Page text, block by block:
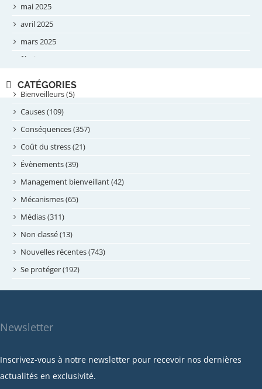
mai 2025
avril 2025
mars 2025
février 2025
septembre 2024
août 2024
juillet 2024
juin 2024
mai 2024
avril 2024
février 2024
janvier 2024
novembre 2023
octobre 2023
septembre 2023
mars 2023
janvier 2023
décembre 2022
CATÉGORIES
Bienveilleurs (5)
Causes (109)
Conséquences (357)
Coût du stress (21)
Évènements (39)
Management bienveillant (42)
Mécanismes (65)
Médias (311)
Non classé (13)
Nouvelles récentes (743)
Se protéger (192)
Newsletter
Inscrivez-vous à notre newsletter pour recevoir nos dernières
actualités en exclusivité.